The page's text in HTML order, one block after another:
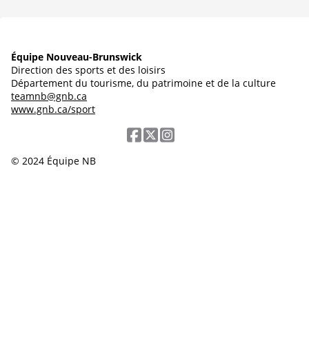
Équipe Nouveau-Brunswick
Direction des sports et des loisirs
Département du tourisme, du patrimoine et de la culture
teamnb@gnb.ca
www.gnb.ca/sport
© 2024 Équipe NB